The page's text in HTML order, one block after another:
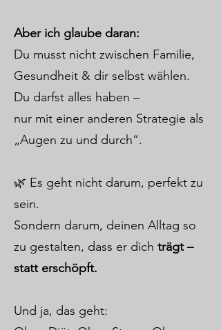
Aber ich glaube daran:
Du musst nicht zwischen Familie,
Gesundheit & dir selbst wählen.
Du darfst alles haben –
nur mit einer anderen Strategie als
„Augen zu und durch“.
🌿 Es geht nicht darum, perfekt zu
sein.
Sondern darum, deinen Alltag so
zu gestalten, dass er dich trägt –
statt erschöpft.
Und ja, das geht: